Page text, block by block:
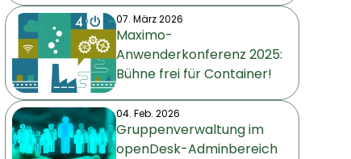
07. März 2026
Maximo-
Anwenderkonferenz 2025:
Bühne frei für Container!
04. Feb. 2026
Gruppenverwaltung im
openDesk-Adminbereich